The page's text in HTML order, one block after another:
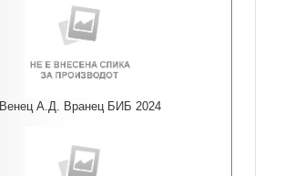
Венец А.Д. Вранец БИБ 2024